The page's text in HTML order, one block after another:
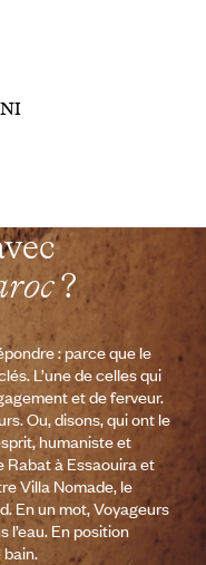
?
: parce que le
L’une de celles qui
et de ferveur.
Ou, disons, qui ont le
humaniste et
Rabat à Essaouira et
Villa Nomade, le
En un mot, Voyageurs
l’eau. En position